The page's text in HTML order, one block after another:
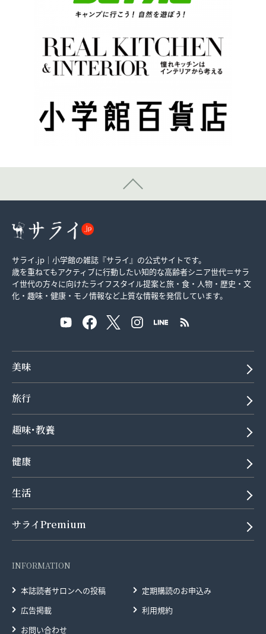
サライ.jp｜小学館の雑誌『サライ』の公式サイトです。
歳を重ねてもアクティブに行動したい知的な高齢者シニア世代＝サラ
イ世代の方々に向けたライフスタイル提案と旅・食・人物・歴史・文
化・趣味・健康・モノ情報など上質な情報を発信しています。
美味
旅行
趣味･教養
健康
生活
サライPremium
INFORMATION
本誌読者サロンへの投稿
定期購読のお申込み
広告掲載
利用規約
お問い合わせ